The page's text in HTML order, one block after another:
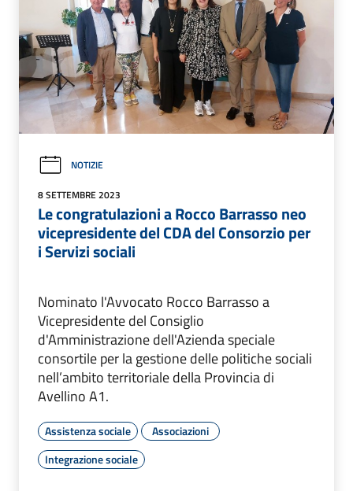
NOTIZIE
8 SETTEMBRE 2023
Le congratulazioni a Rocco Barrasso neo
vicepresidente del CDA del Consorzio per
i Servizi sociali
Nominato l'Avvocato Rocco Barrasso a
Vicepresidente del Consiglio
d'Amministrazione dell'Azienda speciale
consortile per la gestione delle politiche sociali
nell’ambito territoriale della Provincia di
Avellino A1.
Assistenza sociale
Associazioni
Integrazione sociale